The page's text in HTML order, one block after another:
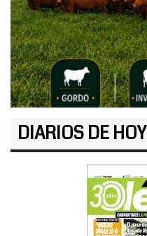
DIARIOS DE HOY